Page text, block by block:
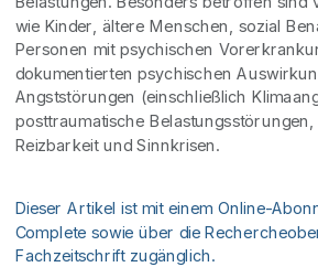
wie Kinder, ältere Menschen, sozial
Personen mit psychischen
dokumentierten psychischen
Angststörungen (einschließlich
posttraumatische Belastungsstörungen,
Reizbarkeit und Sinnkrisen.
Dieser Artikel ist mit einem Online-
Complete sowie über die
Fachzeitschrift zugänglich.